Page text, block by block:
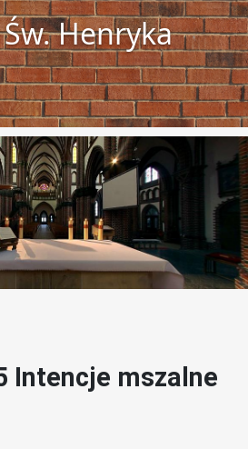
Henryka
Intencje mszalne